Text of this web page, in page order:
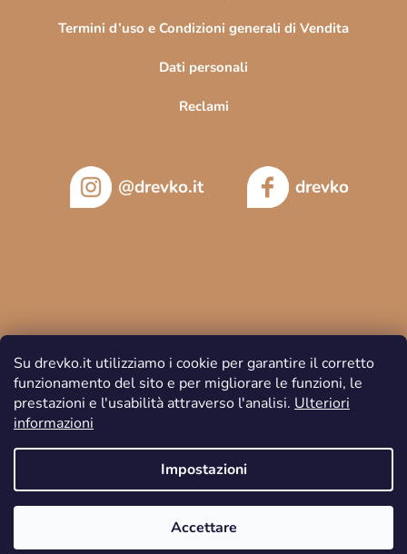
Su drevko.it utilizziamo i cookie per garantire il corretto
funzionamento del sito e per migliorare le funzioni, le
prestazioni e l'usabilità attraverso l'analisi. Ulteriori
informazioni
Impostazioni
Accettare
Termini d’uso e Condizioni generali di Vendita
Dati personali
Reclami
@drevko.it drevko
Creato da Shoptet